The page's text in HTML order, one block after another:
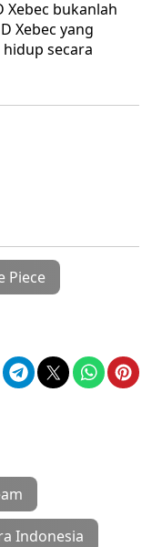
Xebec bukanlah
Xebec yang
secara
Piece
Indonesia